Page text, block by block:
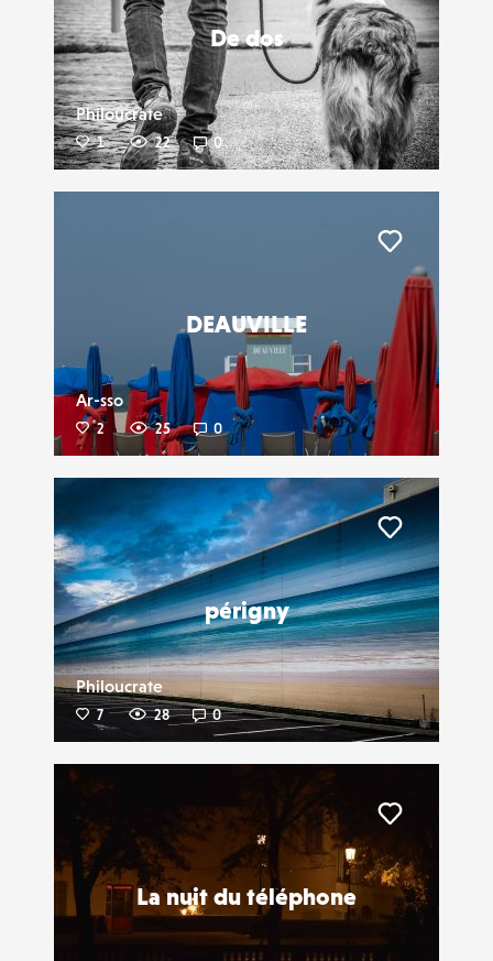
De dos
Philoucrate
1 22 0
DEAUVILLE
Ar-sso
2 25 0
périgny
Philoucrate
7 28 0
Liker
La nuit du téléphone